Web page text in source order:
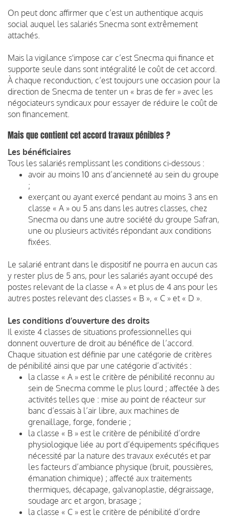
On peut donc affirmer que c’est un authentique acquis
social auquel les salariés Snecma sont extrêmement
attachés.
Mais la vigilance s'impose car c’est Snecma qui finance et
supporte seule dans sont intégralité le coût de cet accord.
À chaque reconduction, c’est toujours une occasion pour la
direction de Snecma de tenter un « bras de fer » avec les
négociateurs syndicaux pour essayer de réduire le coût de
son financement.
Mais que contient cet accord travaux pénibles ?
Les bénéficiaires
Tous les salariés remplissant les conditions ci-dessous :
avoir au moins 10 ans d’ancienneté au sein du groupe
;
exerçant ou ayant exercé pendant au moins 3 ans en
classe « A » ou 5 ans dans les autres classes, chez
Snecma ou dans une autre société du groupe Safran,
une ou plusieurs activités répondant aux conditions
fixées.
Le salarié entrant dans le dispositif ne pourra en aucun cas
y rester plus de 5 ans, pour les salariés ayant occupé des
postes relevant de la classe « A » et plus de 4 ans pour les
autres postes relevant des classes « B », « C » et « D ».
Les conditions d’ouverture des droits
Il existe 4 classes de situations professionnelles qui
donnent ouverture de droit au bénéfice de l’accord.
Chaque situation est définie par une catégorie de critères
de pénibilité ainsi que par une catégorie d’activités :
la classe « A » est le critère de pénibilité reconnu au
sein de Snecma comme le plus lourd ; affectée à des
activités telles que : mise au point de réacteur sur
banc d’essais à l’air libre, aux machines de
grenaillage, forge, fonderie ;
la classe « B » est le critère de pénibilité d’ordre
physiologique liée au port d’équipements spécifiques
nécessité par la nature des travaux exécutés et par
les facteurs d’ambiance physique (bruit, poussières,
émanation chimique) ; affecté aux traitements
thermiques, décapage, galvanoplastie, dégraissage,
soudage arc et argon, brasage ;
la classe « C » est le critère de pénibilité d’ordre